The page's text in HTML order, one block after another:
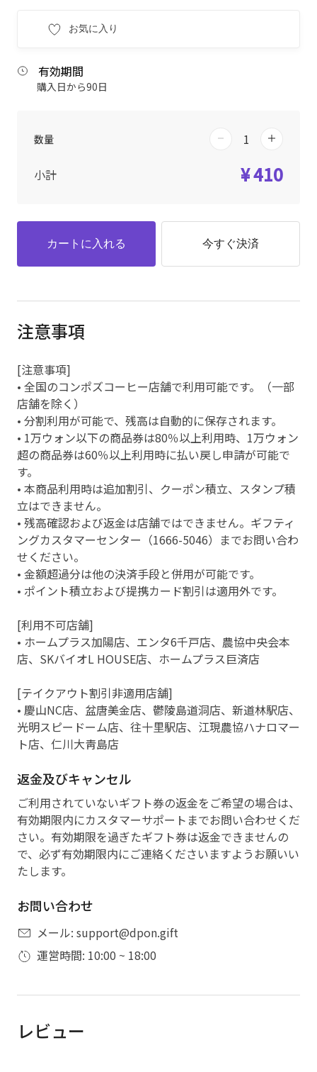
お気に入り
有効期間
購入日から90日
数量
小計 ¥ 410
カートに入れる 今すぐ決済
注意事項
[注意事項]
• 全国のコンポズコーヒー店舗で利用可能です。（一部
店舗を除く）
• 分割利用が可能で、残高は自動的に保存されます。
• 1万ウォン以下の商品券は80％以上利用時、1万ウォン
超の商品券は60％以上利用時に払い戻し申請が可能で
す。
• 本商品利用時は追加割引、クーポン積立、スタンプ積
立はできません。
• 残高確認および返金は店舗ではできません。ギフティ
ングカスタマーセンター（1666-5046）までお問い合わ
せください。
• 金額超過分は他の決済手段と併用が可能です。
• ポイント積立および提携カード割引は適用外です。
[利用不可店舗]
• ホームプラス加陽店、エンタ6千戸店、農協中央会本
店、SKバイオL HOUSE店、ホームプラス巨済店
[テイクアウト割引非適用店舗]
• 慶山NC店、盆唐美金店、鬱陵島道洞店、新道林駅店、
光明スピードーム店、往十里駅店、江現農協ハナロマー
ト店、仁川大靑島店
返金及びキャンセル
ご利用されていないギフト券の返金をご希望の場合は、
有効期限内にカスタマーサポートまでお問い合わせくだ
さい。有効期限を過ぎたギフト券は返金できませんの
で、必ず有効期限内にご連絡くださいますようお願いい
たします。
お問い合わせ
メール: support@dpon.gift
運営時間: 10:00 ~ 18:00
レビュー